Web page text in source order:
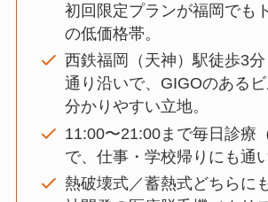
初回限定プランが福岡でも
の低価格帯。
西鉄福岡（天神）駅徒歩3
通り沿いで、GIGOのある
分かりやすい立地。
11:00〜21:00まで毎日診療
で、仕事・学校帰りにも通
熱破壊式／蓄熱式どちらに